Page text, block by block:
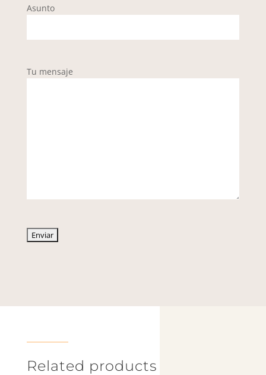
Asunto
Tu mensaje
Related products